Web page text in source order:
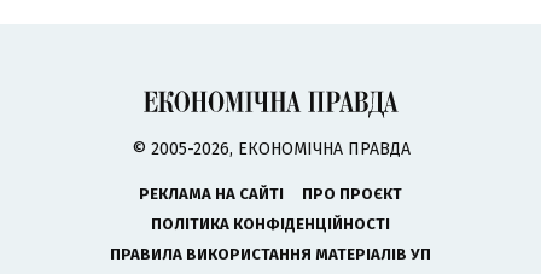
© 2005-2026, ЕКОНОМІЧНА ПРАВДА
РЕКЛАМА НА САЙТІ
ПРО ПРОЄКТ
ПОЛІТИКА КОНФІДЕНЦІЙНОСТІ
ПРАВИЛА ВИКОРИСТАННЯ МАТЕРІАЛІВ УП